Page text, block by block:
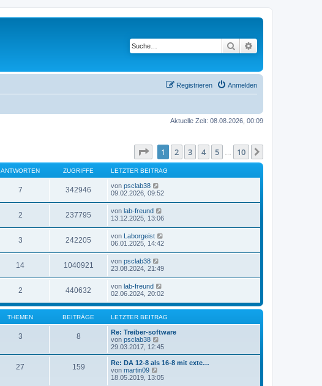
Suche
Anmelden
Registrieren
Aktuelle Zeit: 08.08.2026, 00:09
Seite von10
1 2 3 4 5 10
ANTWORTEN ZUGRIFFE LETZTER BEITRAG
7 342946 von psclab38
09.02.2026, 09:52
2 237795 von lab-freund
13.12.2025, 13:06
3 242205 von Laborgeist
06.01.2025, 14:42
14 1040921 von psclab38
23.08.2024, 21:49
2 440632 von lab-freund
02.06.2024, 20:02
THEMEN BEITRÄGE LETZTER BEITRAG
3 8
Re: Treiber-software
von psclab38
e
u
e
t
29.03.2017, 12:45
27 159
Re: DA 12-8 als 16-8 mit exte…
von martin09
e
18.05.2019, 13:05